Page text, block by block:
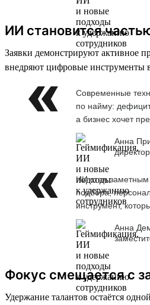
ИИ становится
Заявки демонстрируют активное
внедряют цифровые инструменты
Современные
по найму:
а бизнес хочет
Анна
ИИ стал заметным
подбора,
инструмент,
Анна
Фокус смещается с
Удержание талантов остаётся